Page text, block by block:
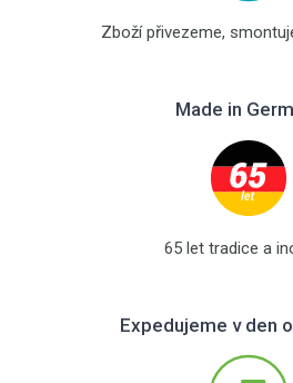
Zboží přivezeme,
Made in
65 let tradice a
Expedujeme v den